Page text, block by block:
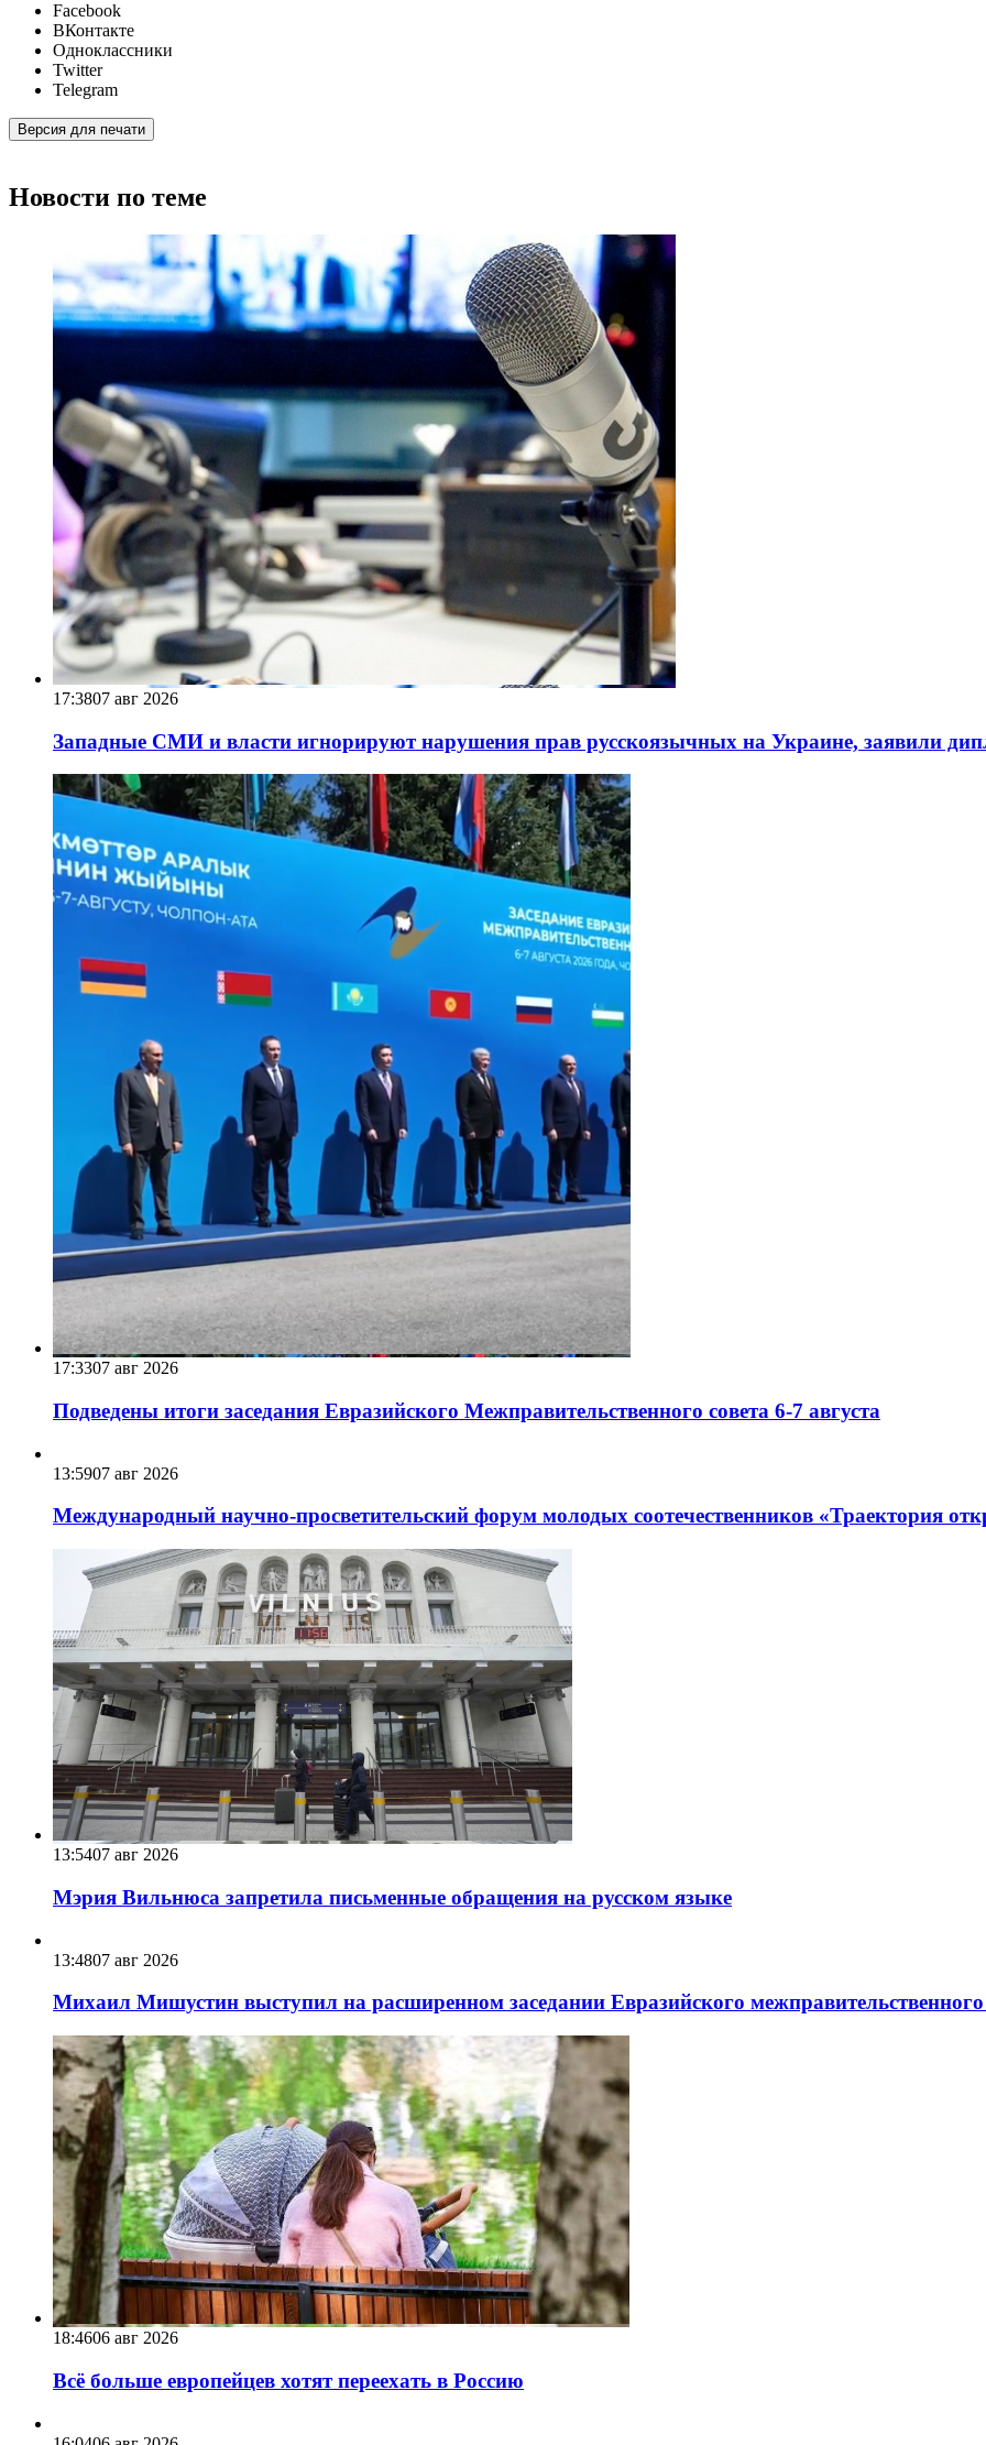
Facebook
ВКонтакте
Одноклассники
Twitter
Telegram
Версия для печати
Новости по теме
17:3807 авг 2026
Западные СМИ и власти игнорируют нарушения прав русскоязычных на Украине, заявили
17:3307 авг 2026
Подведены итоги заседания Евразийского Межправительственного совета 6-7 августа
13:5907 авг 2026
Международный научно-просветительский форум молодых соотечественников «Траектория
13:5407 авг 2026
Мэрия Вильнюса запретила письменные обращения на русском языке
13:4807 авг 2026
Михаил Мишустин выступил на расширенном заседании Евразийского
18:4606 авг 2026
Всё больше европейцев хотят переехать в Россию